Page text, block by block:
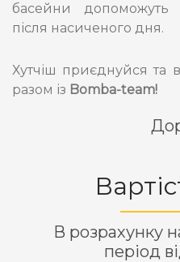
басейни допоможуть
після насиченого дня.
Хутчіш приєднуйся та
разом із Bomba-team!
В розрахунку
період